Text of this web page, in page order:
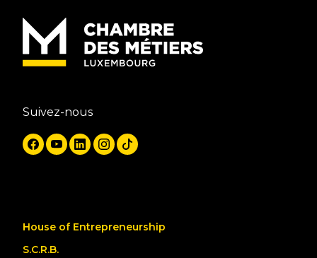
Suivez-nous
House of Entrepreneurship
S.C.R.B.